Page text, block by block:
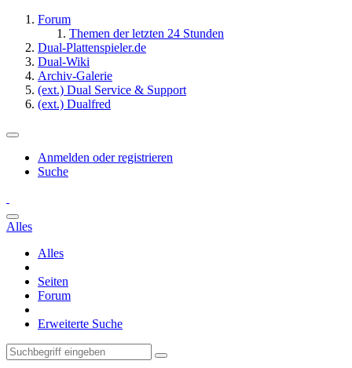
Forum
Themen der letzten 24 Stunden
Dual-Plattenspieler.de
Dual-Wiki
Archiv-Galerie
(ext.) Dual Service & Support
(ext.) Dualfred
Anmelden oder registrieren
Suche
Alles
Alles
Seiten
Forum
Erweiterte Suche